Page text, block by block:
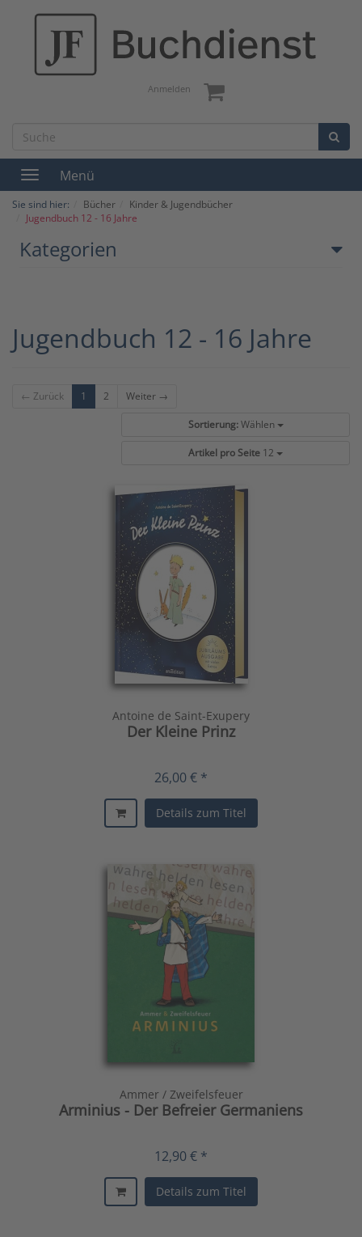
Anmelden
Toggle
navigation
Menü
Sie sind hier: Bücher
Kinder & Jugendbücher
Jugendbuch 12 - 16 Jahre
Kategorien
Jugendbuch 12 - 16 Jahre
← Zurück 1 2 Weiter →
Sortierung: Wählen
Artikel pro Seite 12
Antoine de Saint-Exupery
Der Kleine Prinz
26,00 € *
Details zum Titel
Ammer / Zweifelsfeuer
Arminius - Der Befreier Germaniens
12,90 € *
Details zum Titel